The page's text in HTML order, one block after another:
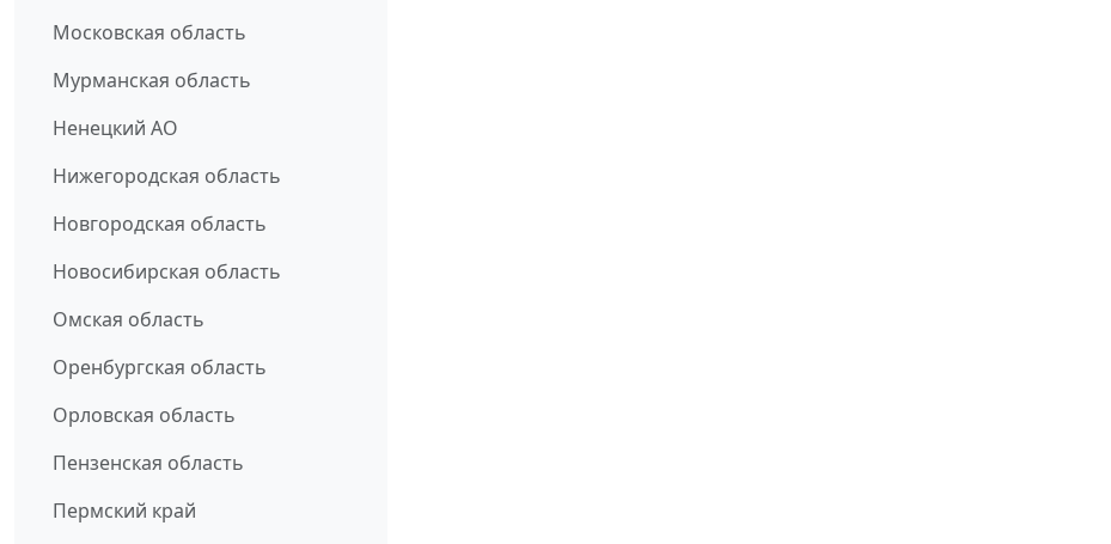
Московская область
Мурманская область
Ненецкий АО
Нижегородская область
Новгородская область
Новосибирская область
Омская область
Оренбургская область
Орловская область
Пензенская область
Пермский край